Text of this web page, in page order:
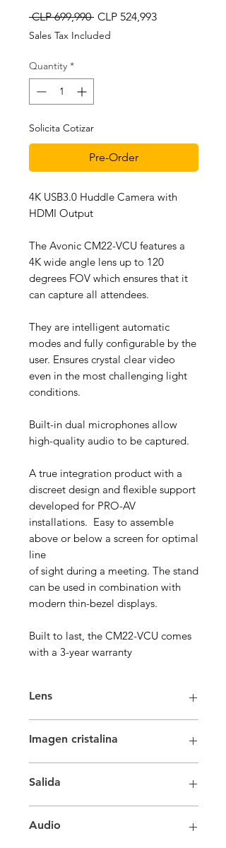
CLP 699,990 Regular Price
CLP 524,993Sale Price
Sales Tax Included
Quantity *
Solicita Cotizar
Pre-Order
4K USB3.0 Huddle Camera with
HDMI Output
The Avonic CM22-VCU features a
4K wide angle lens up to 120
degrees FOV which ensures that it
can capture all attendees.
They are intelligent automatic
modes and fully configurable by the
user. Ensures crystal clear video
even in the most challenging light
conditions.
Built-in dual microphones allow
high-quality audio to be captured.
A true integration product with a
discreet design and flexible support
developed for PRO-AV
installations. Easy to assemble
above or below a screen for optimal
line
of sight during a meeting. The stand
can be used in combination with
modern thin-bezel displays.
Built to last, the CM22-VCU comes
with a 3-year warranty
Lens
field of view. With monitoring and
Imagen cristalina
ultraHD
Salida
1080p30 en USB 2.0
Audio